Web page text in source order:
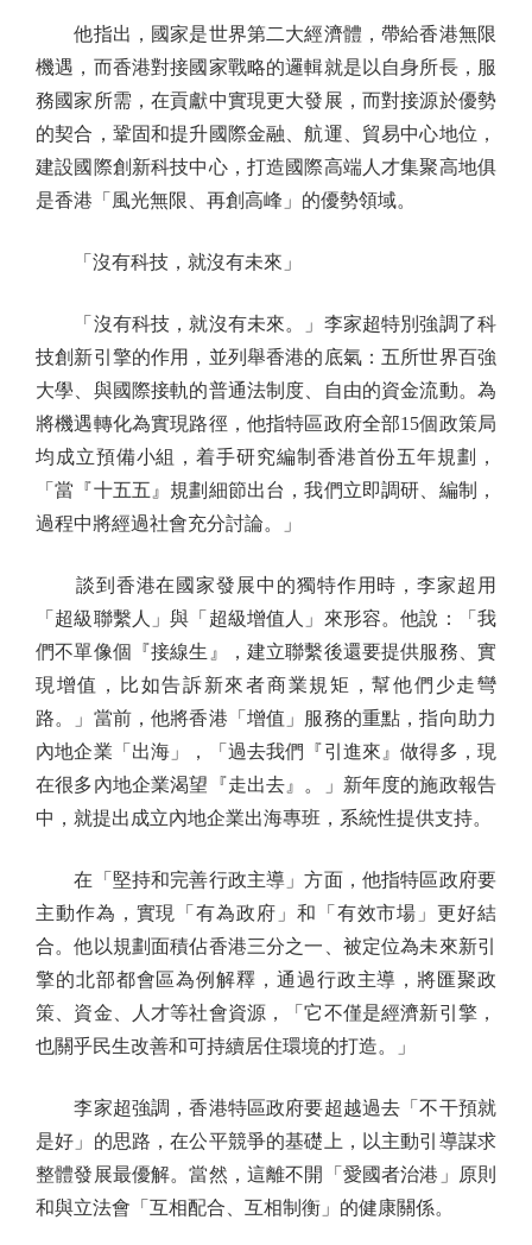
他指出，國家是世界第二大經濟體，帶給香港無限
機遇，而香港對接國家戰略的邏輯就是以自身所長，服
務國家所需，在貢獻中實現更大發展，而對接源於優勢
的契合，鞏固和提升國際金融、航運、貿易中心地位，
建設國際創新科技中心，打造國際高端人才集聚高地俱
是香港「風光無限、再創高峰」的優勢領域。
「沒有科技，就沒有未來」
「沒有科技，就沒有未來。」李家超特別強調了科
技創新引擎的作用，並列舉香港的底氣：五所世界百強
大學、與國際接軌的普通法制度、自由的資金流動。為
將機遇轉化為實現路徑，他指特區政府全部15個政策局
均成立預備小組，着手研究編制香港首份五年規劃，
「當『十五五』規劃細節出台，我們立即調研、編制，
過程中將經過社會充分討論。」
談到香港在國家發展中的獨特作用時，李家超用
「超級聯繫人」與「超級增值人」來形容。他說：「我
們不單像個『接線生』，建立聯繫後還要提供服務、實
現增值，比如告訴新來者商業規矩，幫他們少走彎
路。」當前，他將香港「增值」服務的重點，指向助力
內地企業「出海」，「過去我們『引進來』做得多，現
在很多內地企業渴望『走出去』。」新年度的施政報告
中，就提出成立內地企業出海專班，系統性提供支持。
在「堅持和完善行政主導」方面，他指特區政府要
主動作為，實現「有為政府」和「有效市場」更好結
合。他以規劃面積佔香港三分之一、被定位為未來新引
擎的北部都會區為例解釋，通過行政主導，將匯聚政
策、資金、人才等社會資源，「它不僅是經濟新引擎，
也關乎民生改善和可持續居住環境的打造。」
李家超強調，香港特區政府要超越過去「不干預就
是好」的思路，在公平競爭的基礎上，以主動引導謀求
整體發展最優解。當然，這離不開「愛國者治港」原則
和與立法會「互相配合、互相制衡」的健康關係。